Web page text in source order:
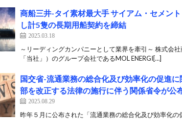
商船三井-タイ素材最大手 サイアム・セメン
し計5隻の長期用船契約を締結
2025.03.18
～リーディングカンパニーとして業界を牽引～ 株式会
「当社」）のグループ会社であるMOL ENERGI[…]
国交省-流通業務の総合化及び効率化の促進
部を改正する法律の施行に伴う関係省令が公
2025.08.29
昨年５月に公布された「流通業務の総合化及び効率化